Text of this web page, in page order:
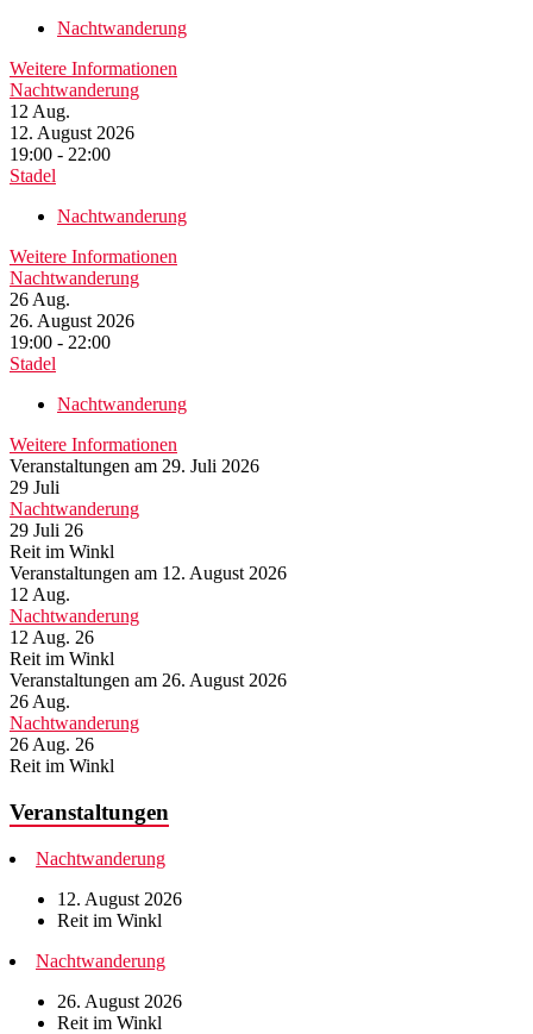
Nachtwanderung
Weitere Informationen
Nachtwanderung
12Aug.
12. August 2026
19:00 - 22:00
Stadel
Nachtwanderung
Weitere Informationen
Nachtwanderung
26Aug.
26. August 2026
19:00 - 22:00
Stadel
Nachtwanderung
Weitere Informationen
Veranstaltungen am 29. Juli 2026
29 Juli
Nachtwanderung
29 Juli 26
Reit im Winkl
Veranstaltungen am 12. August 2026
12Aug.
Nachtwanderung
12 Aug. 26
Reit im Winkl
Veranstaltungen am 26. August 2026
26Aug.
Nachtwanderung
26 Aug. 26
Reit im Winkl
Veranstaltungen
Nachtwanderung
12. August 2026
Reit im Winkl
Nachtwanderung
26. August 2026
Reit im Winkl